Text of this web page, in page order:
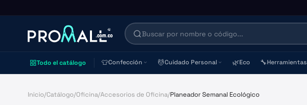
Todo el catálogo 👕Confección 💆Cuidado Personal 🌿Eco 🔧Herramientas
Inicio/Catálogo/Oficina/Accesorios de Oficina/Planeador Semanal Ecológico